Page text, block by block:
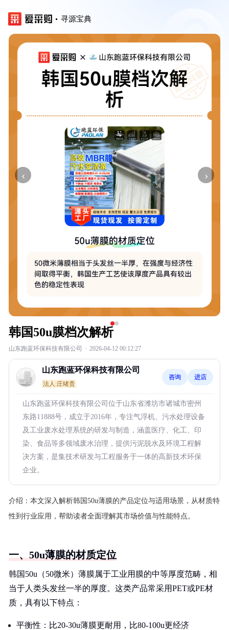
寻源宝典
‹ ›
韩国50u膜档次解析
山东跑蓝环保科技有限公司 · 2026-04-12 00:12:27
山东跑蓝环保科技有限公司
法人:庄绪贵
咨询 进店
山东跑蓝环保科技有限公司位于山东省潍坊市诸城市密州
东路11888号，成立于2016年，专注气浮机、污水处理设备
及工业废水处理系统的研发与制造，涵盖医疗、化工、印
染、食品等多领域废水治理，提供污泥脱水及环境工程解
决方案，是集技术研发与工程服务于一体的高新技术环保
企业。
介绍： 本文深入解析韩国50u薄膜的产品定位与适用场景，从材质特
性到行业应用，帮助读者全面理解其市场价值与性能特点。
一、50u薄膜的材质定位
韩国50u（50微米）薄膜属于工业用膜的中等厚度范畴，相
当于人类头发丝一半的厚度。这类产品常采用PET或PE材
质，具有以下特点：
平衡性：比20-30u薄膜更耐用，比80-100u更经济